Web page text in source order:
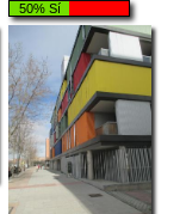
50% Sí